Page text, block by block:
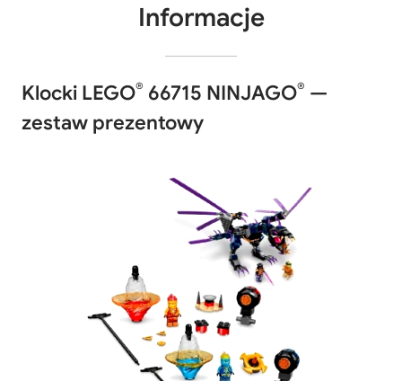
Informacje
Klocki LEGO® 66715 NINJAGO® —
zestaw prezentowy